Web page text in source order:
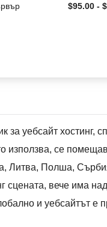
$95.00 - $
уебсайт хостинг,
използва, се
Литва, Полша,
сцената, вече има
и уебсайтът е